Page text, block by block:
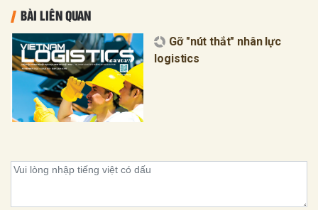
BÀI LIÊN QUAN
Gỡ "nút thắt" nhân lực
logistics